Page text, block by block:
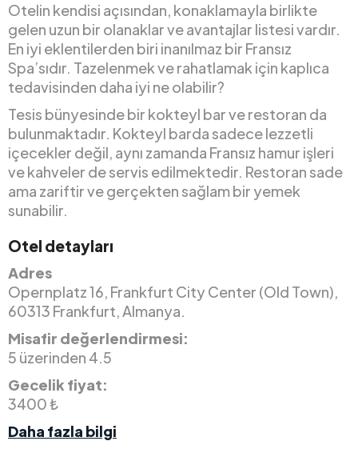
Otelin kendisi açısından, konaklamayla birlikte
gelen uzun bir olanaklar ve avantajlar listesi vardır.
En iyi eklentilerden biri inanılmaz bir Fransız
Spa’sıdır. Tazelenmek ve rahatlamak için kaplıca
tedavisinden daha iyi ne olabilir?
Tesis bünyesinde bir kokteyl bar ve restoran da
bulunmaktadır. Kokteyl barda sadece lezzetli
içecekler değil, aynı zamanda Fransız hamur işleri
ve kahveler de servis edilmektedir. Restoran sade
ama zariftir ve gerçekten sağlam bir yemek
sunabilir.
Otel detayları
Adres
Opernplatz 16, Frankfurt City Center (Old Town),
60313 Frankfurt, Almanya.
Misafir değerlendirmesi:
5 üzerinden 4.5
Gecelik fiyat:
3400 ₺
Daha fazla bilgi